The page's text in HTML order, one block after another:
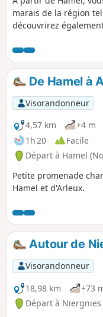
marais de la région
découvrirez
péniche à usage
avec l'écluse de
milieu de la nature.
De Hamel à
Visorandonneur
4,57 km
+4 m
1h 20
Facile
Départ à Hamel
Petite promenade
Hamel et d'Arleux.
Autour de
Visorandonneur
18,98 km
+73
Départ à Niergnies